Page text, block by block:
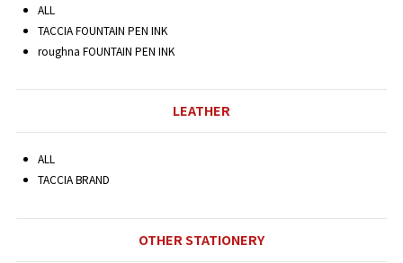
ALL
TACCIA FOUNTAIN PEN INK
roughna FOUNTAIN PEN INK
LEATHER
ALL
TACCIA BRAND
OTHER STATIONERY